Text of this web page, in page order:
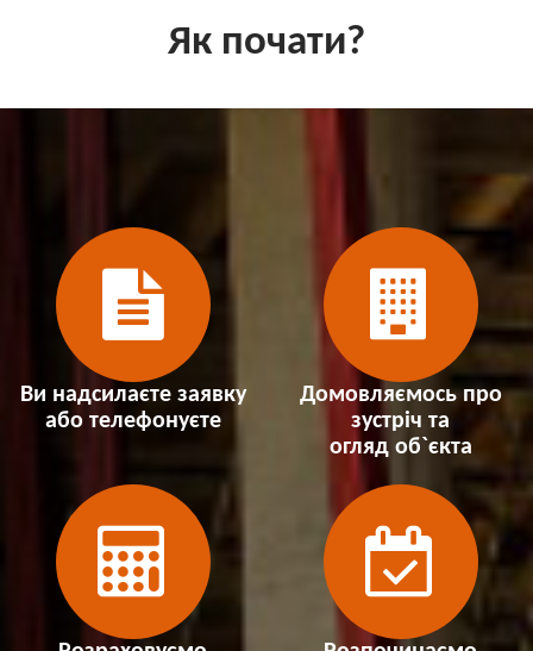
Як почати?
Ви надсилаєте заявку
або телефонуєте
Домовляємось про
зустріч та
огляд об`єкта